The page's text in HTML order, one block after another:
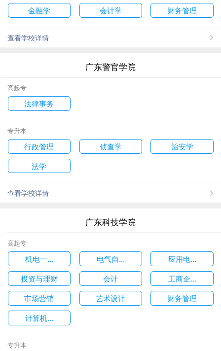
金融学 会计学 财务管理
查看学校详情
广东警官学院
高起专
法律事务
专升本
行政管理 侦查学
治安学
法学
查看学校详情
广东科技学院
高起专
机电一... 电气自...
应用电...
投资与理财
会计
工商企...
市场营销
艺术设计
财务管理
计算机...
专升本